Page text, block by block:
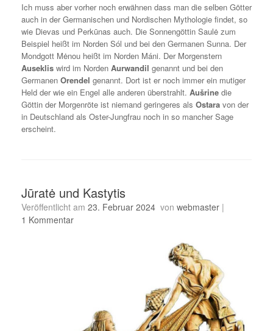
Ich muss aber vorher noch erwähnen dass man die selben Götter
auch in der Germanischen und Nordischen Mythologie findet, so
wie Dievas und Perkūnas auch. Die Sonnengöttin Saulė zum
Beispiel heißt im Norden Sól und bei den Germanen Sunna. Der
Mondgott Mėnou heißt im Norden Máni. Der Morgenstern
Auseklis wird im Norden Aurwandil genannt und bei den
Germanen Orendel genannt. Dort ist er noch immer ein mutiger
Held der wie ein Engel alle anderen überstrahlt. Aušrine die
Göttin der Morgenröte ist niemand geringeres als Ostara von der
in Deutschland als Oster-Jungfrau noch in so mancher Sage
erscheint.
Jūratė und Kastytis
Veröffentlicht am 23. Februar 2024 von webmaster |
1 Kommentar